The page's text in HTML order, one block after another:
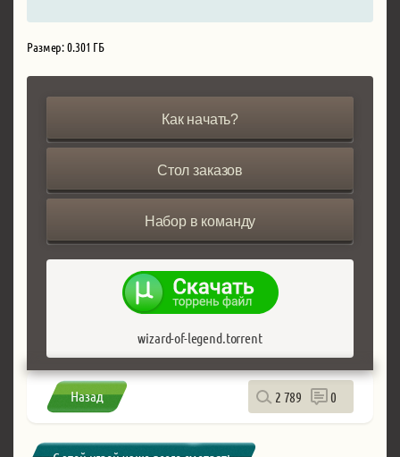
Размер: 0.301 ГБ
Как начать?
Стол заказов
Набор в команду
wizard-of-legend.torrent
Назад 2 789 0